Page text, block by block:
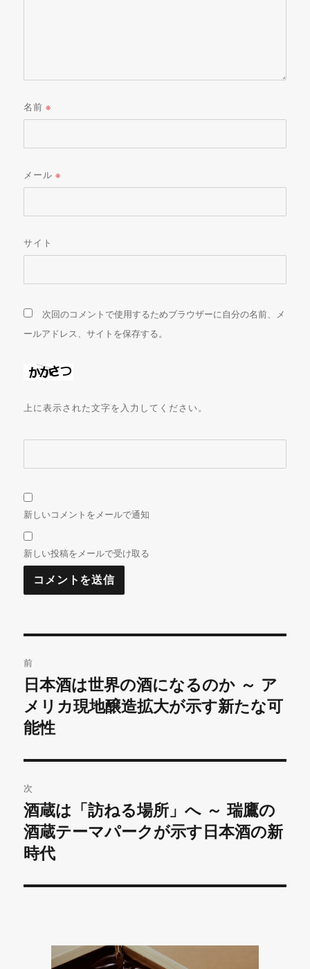
名前※
メール※
サイト
次回のコメントで使用するためブラウザーに自分の名前、メ
ールアドレス、サイトを保存する。
上に表示された文字を入力してください。
新しいコメントをメールで通知
新しい投稿をメールで受け取る
稿
ナ
ビ
ゲ
ー
シ
ョ
ン
前
前
の
投
日本酒は世界の酒になるのか ～ ア
メリカ現地醸造拡大が示す新たな可
能性
次
次
の
投
酒蔵は「訪ねる場所」へ ～ 瑞鷹の
酒蔵テーマパークが示す日本酒の新
時代